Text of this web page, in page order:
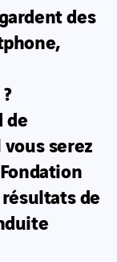
des
de
serez
de